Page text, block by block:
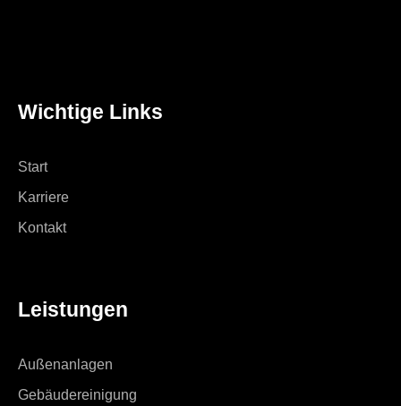
Wichtige Links
Start
Karriere
Kontakt
Leistungen
Außenanlagen
Gebäudereinigung